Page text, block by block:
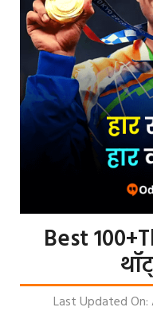
Best
Last Updated On: